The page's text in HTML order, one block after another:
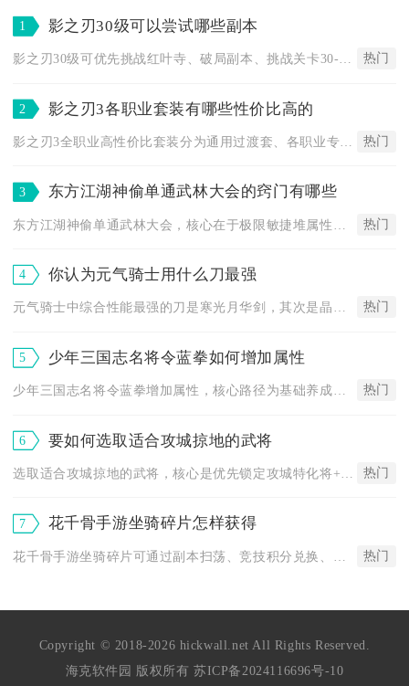
1 影之刃30级可以尝试哪些副本
热门
2 影之刃3各职业套装有哪些性价比高的
热门
3 东方江湖神偷单通武林大会的窍门有哪些
热门
4 你认为元气骑士用什么刀最强
元气骑士中综合性能最强的刀是寒光月华剑，其次是晶蟹太刀与雷剑... 热门
5 少年三国志名将令蓝拳如何增加属性
热门
6 要如何选取适合攻城掠地的武将
热门
7 花千骨手游坐骑碎片怎样获得
热门
Copyright © 2018-2026 hickwall.net All Rights Reserved.
海克软件园 版权所有苏ICP备2024116696号-10